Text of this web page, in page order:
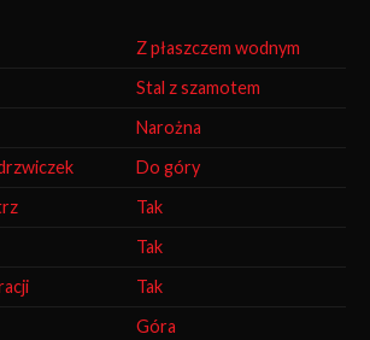
Z płaszczem wodnym
Stal z szamotem
Narożna
Do góry
Tak
Tak
Tak
Góra